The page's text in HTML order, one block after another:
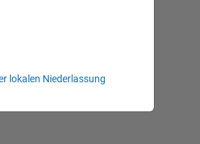
ZEITACHSE
lokalen Niederlassung